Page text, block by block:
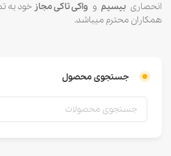
جستجوی محصول
انحصاری بیسیم و واکی تاکی مجاز خود به
همکاران محترم میباشد.